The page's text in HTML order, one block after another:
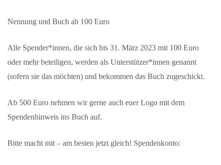
Nennung und Buch ab 100 Euro
Alle Spender*innen, die sich bis 31. März 2023 mit 100 Euro
oder mehr beteiligen, werden als Unterstützer*innen genannt
(sofern sie das möchten) und bekommen das Buch zugeschickt.
Ab 500 Euro nehmen wir gerne auch euer Logo mit dem
Spendenhinweis ins Buch auf.
Bitte macht mit – am besten jetzt gleich! Spendenkonto: